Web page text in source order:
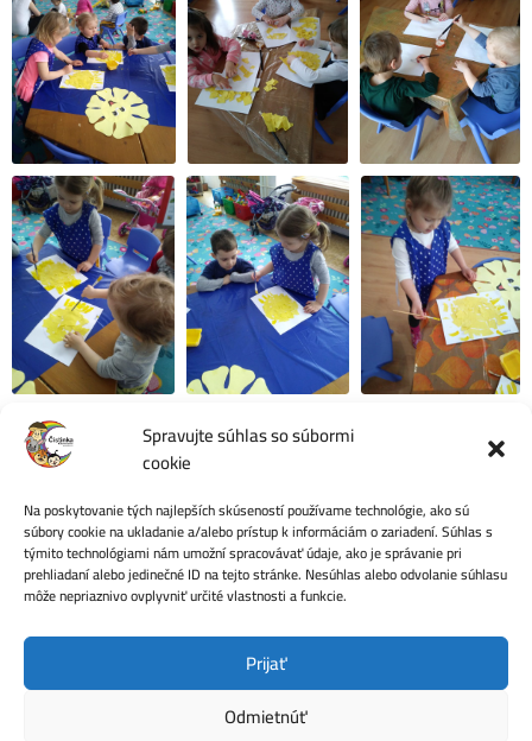
Spravujte súhlas so súbormi
cookie
Na poskytovanie tých najlepších skúseností používame technológie, ako sú
súbory cookie na ukladanie a/alebo prístup k informáciám o zariadení. Súhlas s
týmito technológiami nám umožní spracovávať údaje, ako je správanie pri
prehliadaní alebo jedinečné ID na tejto stránke. Nesúhlas alebo odvolanie súhlasu
môže nepriaznivo ovplyvniť určité vlastnosti a funkcie.
Prijať
Odmietnúť
Počet videní:52
Ochrana osobných údajov